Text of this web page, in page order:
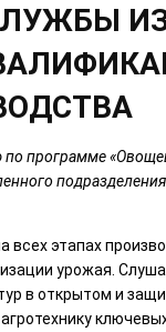
программе
всех этапах
урожая.
в открытом и